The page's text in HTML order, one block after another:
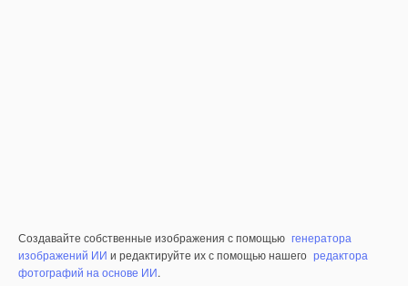
Создавайте собственные изображения с помощью генератора
изображений ИИ и редактируйте их с помощью нашего редактора
фотографий на основе ИИ.